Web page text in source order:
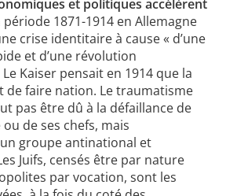
et politiques accélèrent
période 1871-1914 en Allemagne
crise identitaire à cause « d’une
et d’une révolution
Kaiser pensait en 1914 que la
faire nation. Le traumatisme
pas être dû à la défaillance de
de ses chefs, mais
groupe antinational et
Juifs, censés être par nature
par vocation, sont les